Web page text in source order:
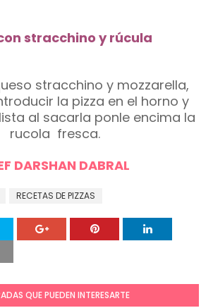
stracchino y rúcula
stracchino y mozzarella,
la pizza en el horno y
al sacarla ponle encima la
rucola fresca.
DARSHAN DABRAL
RECETAS DE PIZZAS
QUE PUEDEN INTERESARTE